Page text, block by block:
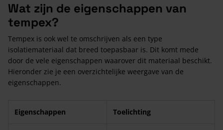
Wat zijn de eigenschappen van
tempex?
Tempex is ook wel te omschrijven als een type
isolatiemateriaal dat breed toepasbaar is. Dit komt mede
door de vele eigenschappen waarover dit materiaal beschikt.
Hieronder zie je een overzichtelijke weergave van de
eigenschappen.
Eigenschappen Toelichting